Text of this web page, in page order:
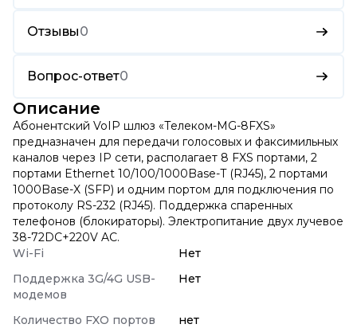
Отзывы0
Вопрос-ответ0
Описание
Абонентский VoIP шлюз «Телеком-MG-8FXS»
предназначен для передачи голосовых и факсимильных
каналов через IP сети, располагает 8 FXS портами, 2
портами Ethernet 10/100/1000Base-T (RJ45), 2 портами
1000Base-X (SFP) и одним портом для подключения по
протоколу RS-232 (RJ45). Поддержка спаренных
телефонов (блокираторы). Электропитание двух лучевое
38-72DC+220V AC.
Wi-Fi
Нет
Поддержка 3G/4G USB-
модемов
Нет
Количество FXO портов
нет